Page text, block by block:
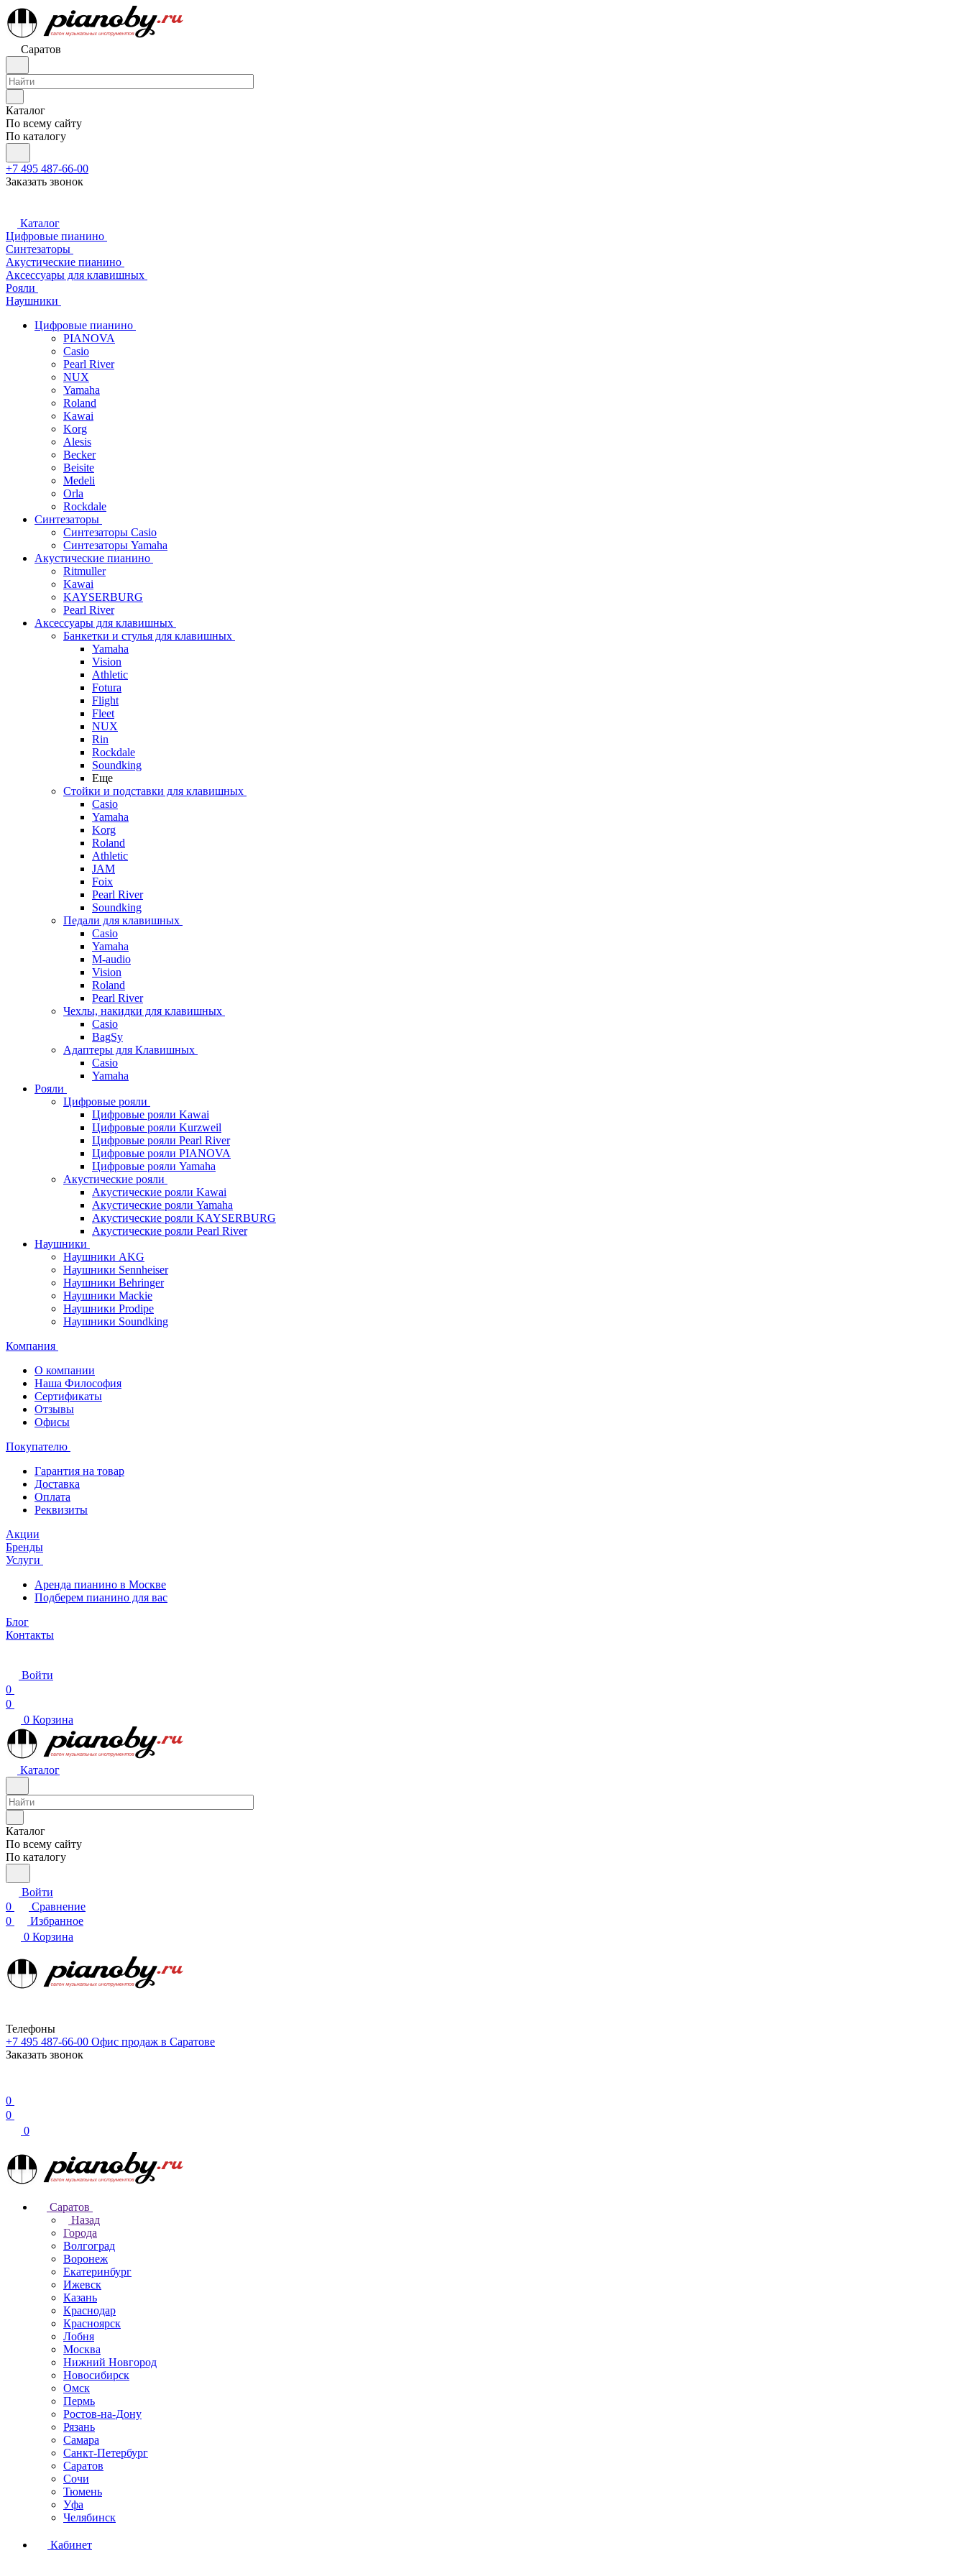
Саратов
Каталог
По всему сайту
По каталогу
+7 495 487-66-00
Заказать звонок
Каталог
Цифровые пианино
Синтезаторы
Акустические пианино
Аксессуары для клавишных
Рояли
Наушники
Цифровые пианино
PIANOVA
Casio
Pearl River
NUX
Yamaha
Roland
Kawai
Korg
Alesis
Becker
Beisite
Medeli
Orla
Rockdale
Синтезаторы
Синтезаторы Casio
Синтезаторы Yamaha
Акустические пианино
Ritmuller
Kawai
KAYSERBURG
Pearl River
Аксессуары для клавишных
Банкетки и стулья для клавишных
Yamaha
Vision
Athletic
Fotura
Flight
Fleet
NUX
Rin
Rockdale
Soundking
Еще
Стойки и подставки для клавишных
Casio
Yamaha
Korg
Roland
Athletic
JAM
Foix
Pearl River
Soundking
Педали для клавишных
Casio
Yamaha
M-audio
Vision
Roland
Pearl River
Чехлы, накидки для клавишных
Casio
BagSy
Адаптеры для Клавишных
Casio
Yamaha
Рояли
Цифровые рояли
Цифровые рояли Kawai
Цифровые рояли Kurzweil
Цифровые рояли Pearl River
Цифровые рояли PIANOVA
Цифровые рояли Yamaha
Акустические рояли
Акустические рояли Kawai
Акустические рояли Yamaha
Акустические рояли KAYSERBURG
Акустические рояли Pearl River
Наушники
Наушники AKG
Наушники Sennheiser
Наушники Behringer
Наушники Mackie
Наушники Prodipe
Наушники Soundking
Компания
О компании
Наша Философия
Сертификаты
Отзывы
Офисы
Покупателю
Гарантия на товар
Доставка
Оплата
Реквизиты
Акции
Бренды
Услуги
Аренда пианино в Москве
Подберем пианино для вас
Блог
Контакты
Войти
0
0
0 Корзина
Каталог
Каталог
По всему сайту
По каталогу
Войти
0
Сравнение
0
Избранное
0 Корзина
Телефоны
+7 495 487-66-00 Офис продаж в Саратове
Заказать звонок
0
0
0
Саратов
Назад
Города
Волгоград
Воронеж
Екатеринбург
Ижевск
Казань
Краснодар
Красноярск
Лобня
Москва
Нижний Новгород
Новосибирск
Омск
Пермь
Ростов-на-Дону
Рязань
Самара
Санкт-Петербург
Саратов
Сочи
Тюмень
Уфа
Челябинск
Кабинет